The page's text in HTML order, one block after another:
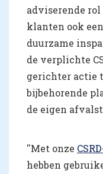
adviserende
klanten ook
duurzame
de verplichte
gerichter actie
bijbehorende
de eigen
''Met onze
hebben